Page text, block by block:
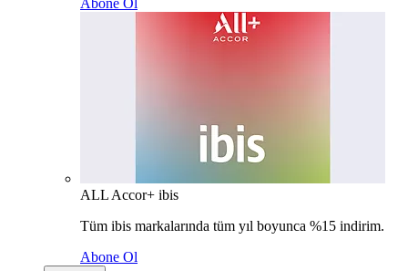
Abone Ol
ALL Accor+ ibis
Tüm ibis markalarında tüm yıl boyunca %15 indirim.
Abone Ol